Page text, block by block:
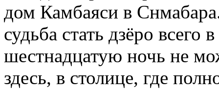
дом Камбаяси в
судьба стать дзёро всего
шестнадцатую ночь не
здесь, в столице, где